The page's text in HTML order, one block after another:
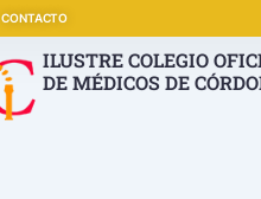
CONTACTO
ILUSTRE COLEGIO
DE MÉDICOS DEentradas